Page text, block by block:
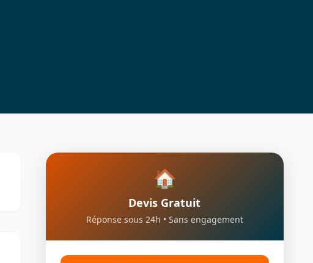
🏠
Devis Gratuit
Réponse sous 24h • Sans engagement